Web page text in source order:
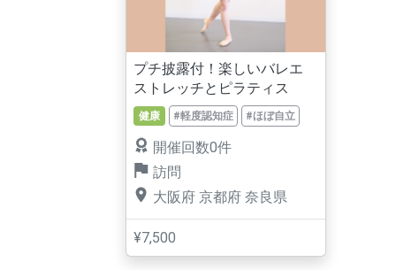
プチ披露付！楽しいバレエ
ストレッチとピラティス
健康 #軽度認知症 #ほぼ自立
開催回数0件
訪問
大阪府 京都府 奈良県
¥7,500